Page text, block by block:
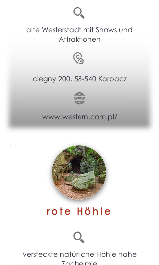
alte Westerstadt mit Shows und
Attraktionen
ciegny 200, 58-540 Karpacz
www.western.com.pl/
rote Höhle
versteckte natürliche Höhle nahe
Zachelmie